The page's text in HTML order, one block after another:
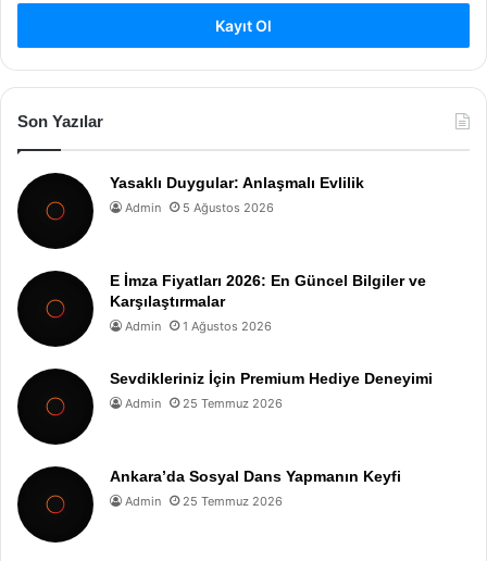
Kayıt Ol
Son Yazılar
Yasaklı Duygular: Anlaşmalı Evlilik
Admin 5 Ağustos 2026
E İmza Fiyatları 2026: En Güncel Bilgiler ve
Karşılaştırmalar
Admin 1 Ağustos 2026
Sevdikleriniz İçin Premium Hediye Deneyimi
Admin 25 Temmuz 2026
Ankara’da Sosyal Dans Yapmanın Keyfi
Admin 25 Temmuz 2026